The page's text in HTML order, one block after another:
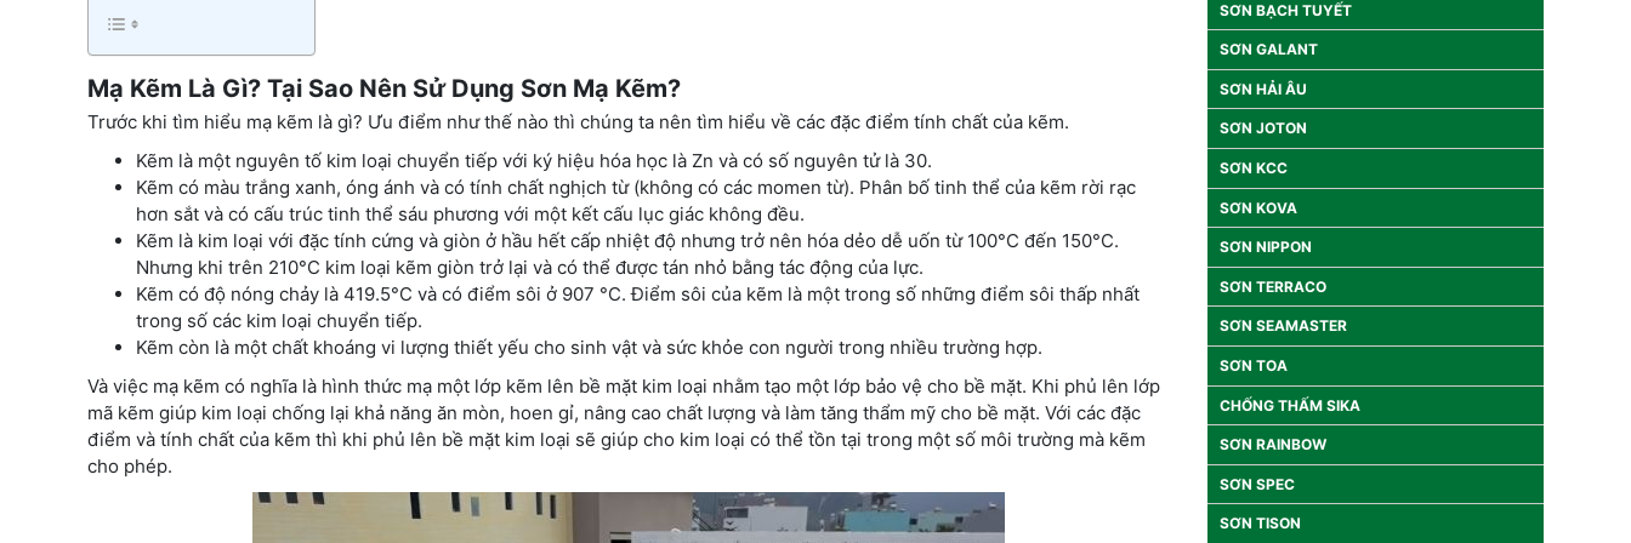
Mạ Kẽm Là Gì? Tại Sao Nên Sử Dụng Sơn Mạ Kẽm?
Trước khi tìm hiểu mạ kẽm là gì? Ưu điểm như thế nào thì chúng ta nên tìm hiểu về các đặc điểm tính chất của kẽm.
Kẽm là một nguyên tố kim loại chuyển tiếp với ký hiệu hóa học là Zn và có số nguyên tử là 30.
Kẽm có màu trắng xanh, óng ánh và có tính chất nghịch từ (không có các momen từ). Phân bố tinh thể của kẽm rời rạc
hơn sắt và có cấu trúc tinh thể sáu phương với một kết cấu lục giác không đều.
Kẽm là kim loại với đặc tính cứng và giòn ở hầu hết cấp nhiệt độ nhưng trở nên hóa dẻo dễ uốn từ 100°C đến 150°C.
Nhưng khi trên 210°C kim loại kẽm giòn trở lại và có thể được tán nhỏ bằng tác động của lực.
Kẽm có độ nóng chảy là 419.5°C và có điểm sôi ở 907 °C. Điểm sôi của kẽm là một trong số những điểm sôi thấp nhất
trong số các kim loại chuyển tiếp.
Kẽm còn là một chất khoáng vi lượng thiết yếu cho sinh vật và sức khỏe con người trong nhiều trường hợp.
Và việc mạ kẽm có nghĩa là hình thức mạ một lớp kẽm lên bề mặt kim loại nhằm tạo một lớp bảo vệ cho bề mặt. Khi phủ lên lớp
mã kẽm giúp kim loại chống lại khả năng ăn mòn, hoen gỉ, nâng cao chất lượng và làm tăng thẩm mỹ cho bề mặt. Với các đặc
điểm và tính chất của kẽm thì khi phủ lên bề mặt kim loại sẽ giúp cho kim loại có thể tồn tại trong một số môi trường mà kẽm
cho phép.
SƠN BẠCH TUYẾT
SƠN GALANT
SƠN HẢI ÂU
SƠN JOTON
SƠN KCC
SƠN KOVA
SƠN NIPPON
SƠN TERRACO
SƠN SEAMASTER
SƠN TOA
CHỐNG THẤM SIKA
SƠN RAINBOW
SƠN SPEC
SƠN TISON